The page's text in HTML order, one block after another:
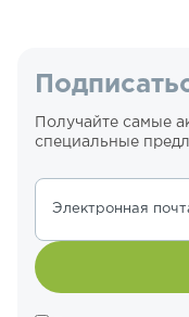
Получайте самые
специальные
Электронная